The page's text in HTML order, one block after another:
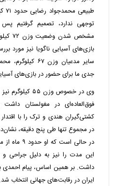
توجهی ندارد، تصمیم گرفتیم پس
مشخص
بازی‌های آسیایی ناگویا نیز مورد
سایر مدعیان وزن
جدی ما برای حضور در بازی‌های
وی در خصوص وزن
فوق‌العاده‌ای در مغولستان
کشتی‌گیران هندی و ترک را با
در مجموع تنها طی پنج دقیقه،
در حالی
این مدت را نیز به دلیل جراحی و
ایران در رقابت‌های جهانی انتخاب شد.